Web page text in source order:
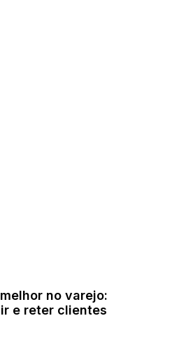
no varejo:
e reter clientes